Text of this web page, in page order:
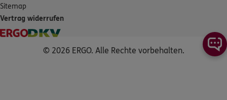
Sitemap
Vertrag widerrufen
© 2026 ERGO. Alle Rechte vorbehalten.